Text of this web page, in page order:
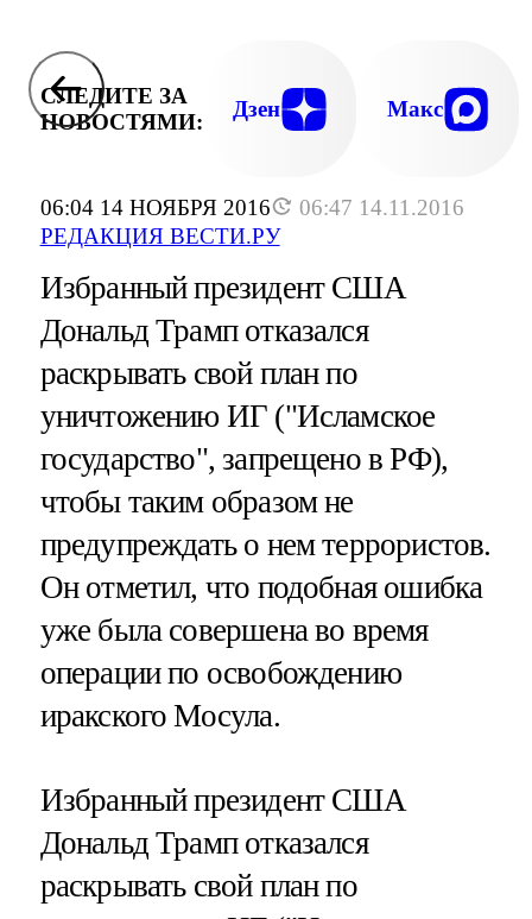
06:04 14 НОЯБРЯ 2016
06:47 14.11.2016
РЕДАКЦИЯ ВЕСТИ.РУ
СЛЕДИТЕ ЗА
НОВОСТЯМИ:
Дзен Макс
Избранный президент США
Дональд Трамп отказался
раскрывать свой план по
уничтожению ИГ ("Исламское
государство", запрещено в РФ),
чтобы таким образом не
предупреждать о нем террористов.
Он отметил, что подобная ошибка
уже была совершена во время
операции по освобождению
иракского Мосула.
Избранный президент США
Дональд Трамп отказался
раскрывать свой план по